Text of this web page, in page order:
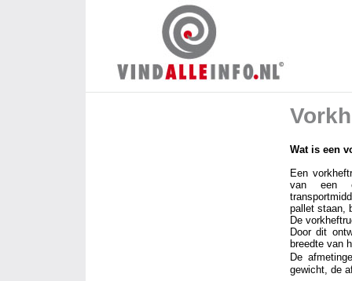
Wat is een
Een
van een
pallet staan,
De
Door dit
breedte van
De
gewicht, de